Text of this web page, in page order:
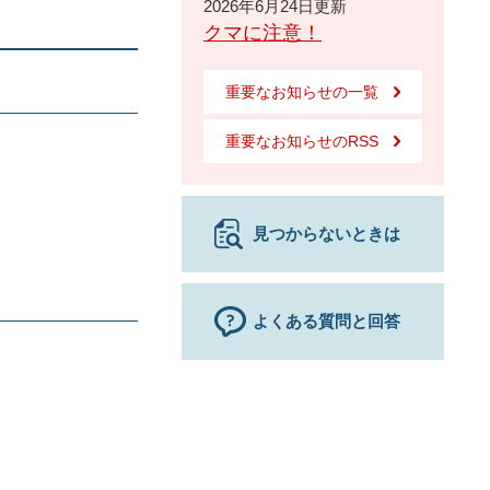
2026年6月24日更新
クマに注意！
重要なお知らせの一覧
重要なお知らせのRSS
見つからないときは
よくある質問と回答